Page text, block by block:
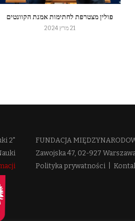
פולין מצטרפת לחתימות אמנת הקוונטים
21 מרץ 2024
FUNDACJA
Zawojska 47, 02-927
Polityka prywatności |
2"